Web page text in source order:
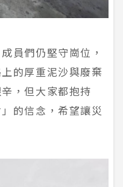
員們仍堅守崗位，
的厚重泥沙與廢棄
，但大家都抱持
的信念，希望讓災